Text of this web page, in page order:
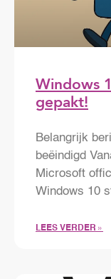
Windows
gepakt!
Belangrijk
beëindigd
Microsoft
Windows 10
LEES VERDER »